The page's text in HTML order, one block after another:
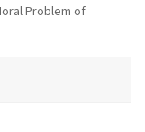
Problem of